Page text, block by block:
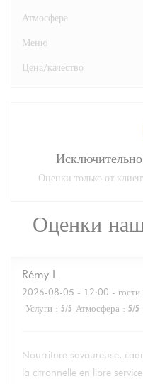
Оценки
Rémy L
2026-08-05 - 12:00 - гости
Услуги : 5/5 Атмосфера : 5/5
Nourriture savoureuse,
la citronnelle en libre
Атмосфера
Меню
Цена/качество
Оценки только от